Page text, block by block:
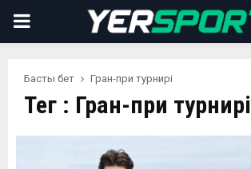
PRIMARY
Басты бет Гран-при турнирі
Тег : Гран-при турнирі